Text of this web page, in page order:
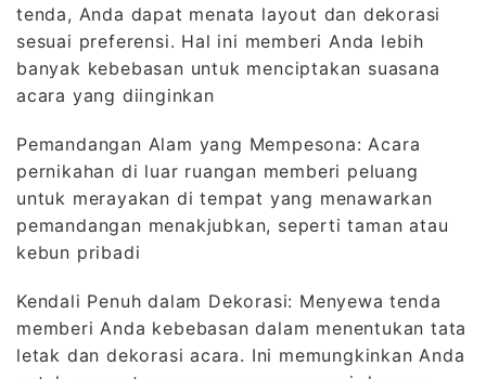
tenda, Anda dapat menata layout dan dekorasi
sesuai preferensi. Hal ini memberi Anda lebih
banyak kebebasan untuk menciptakan suasana
acara yang diinginkan
Pemandangan Alam yang Mempesona: Acara
pernikahan di luar ruangan memberi peluang
untuk merayakan di tempat yang menawarkan
pemandangan menakjubkan, seperti taman atau
kebun pribadi
Kendali Penuh dalam Dekorasi: Menyewa tenda
memberi Anda kebebasan dalam menentukan tata
letak dan dekorasi acara. Ini memungkinkan Anda